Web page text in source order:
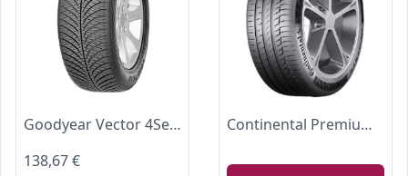
Goodyear Vector 4Seasons Gen-2 | Ganzjahresreifen
138,67 €
Continental PremiumContact 6 - 215/50 R17 91Y FR - C/A/71 - Sommerreifen (PKW)